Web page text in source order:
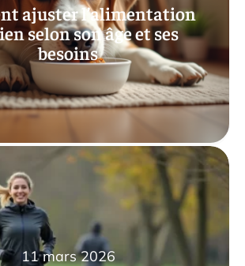
ajuster l’alimentation
selon son âge et ses
besoins
11 mars 2026